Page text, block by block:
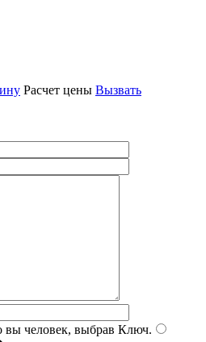
Расчет цены Вызвать
вы человек, выбрав Ключ.